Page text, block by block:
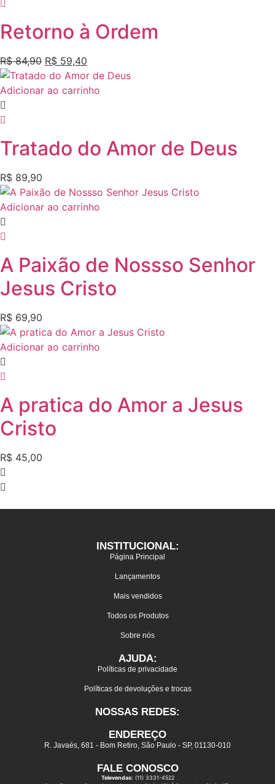
Retorno à Ordem
R$84,90 R$ 59,40
Adicionar ao carrinho
Tratado do Amor de Deus
R$ 89,90
Adicionar ao carrinho
A Paixão de Nossso Senhor
Jesus Cristo
R$ 69,90
Adicionar ao carrinho
A pratica do Amor a Jesus
Cristo
R$ 45,00
INSTITUCIONAL:
Página Principal
Lançamentos
Mais vendidos
Todos os Produtos
Sobre nós
AJUDA:
Políticas de privacidade
Políticas de devoluções e trocas
NOSSAS REDES:
ENDEREÇO
R. Javaés, 681 - Bom Retiro, São Paulo - SP, 01130-010
FALE CONOSCO
Televendas: (11) 3331-4522